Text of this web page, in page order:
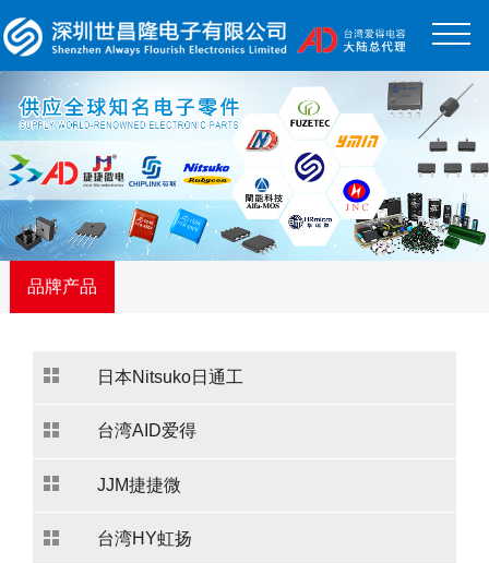
品牌产品
日本Nitsuko日通工
台湾AID爱得
JJM捷捷微
台湾HY虹扬